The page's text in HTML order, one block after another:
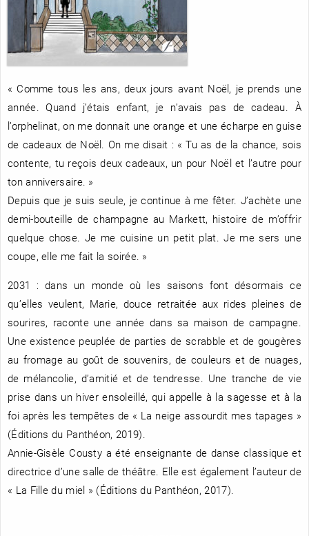
RENCONTRE AVEC…
REVUE DE PRESSE
« Comme tous les ans, deux jours avant Noël, je prends une
année. Quand j’étais enfant, je n’avais pas de cadeau. À
l’orphelinat, on me donnait une orange et une écharpe en guise
de cadeaux de Noël. On me disait : « Tu as de la chance, sois
contente, tu reçois deux cadeaux, un pour Noël et l’autre pour
ton anniversaire. »
Depuis que je suis seule, je continue à me fêter. J’achète une
demi-bouteille de champagne au Markett, histoire de m’offrir
quelque chose. Je me cuisine un petit plat. Je me sers une
coupe, elle me fait la soirée. »
2031 : dans un monde où les saisons font désormais ce
qu’elles veulent, Marie, douce retraitée aux rides pleines de
sourires, raconte une année dans sa maison de campagne.
Une existence peuplée de parties de scrabble et de gougères
au fromage au goût de souvenirs, de couleurs et de nuages,
de mélancolie, d’amitié et de tendresse. Une tranche de vie
prise dans un hiver ensoleillé, qui appelle à la sagesse et à la
foi après les tempêtes de « La neige assourdit mes tapages »
(Éditions du Panthéon, 2019).
Annie-Gisèle Cousty a été enseignante de danse classique et
directrice d’une salle de théâtre. Elle est également l’auteur de
« La Fille du miel » (Éditions du Panthéon, 2017).